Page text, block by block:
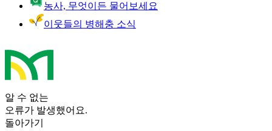
농사, 무엇이든 물어보세요
이웃들의 병해충 소식
알 수 없는
오류가 발생했어요.
돌아가기